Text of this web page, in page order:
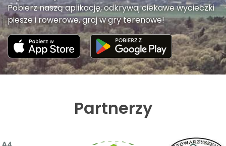
Pobierz naszą aplikację, odkrywaj ciekawe wycieczki
piesze i rowerowe, graj w gry terenowe!
Partnerzy